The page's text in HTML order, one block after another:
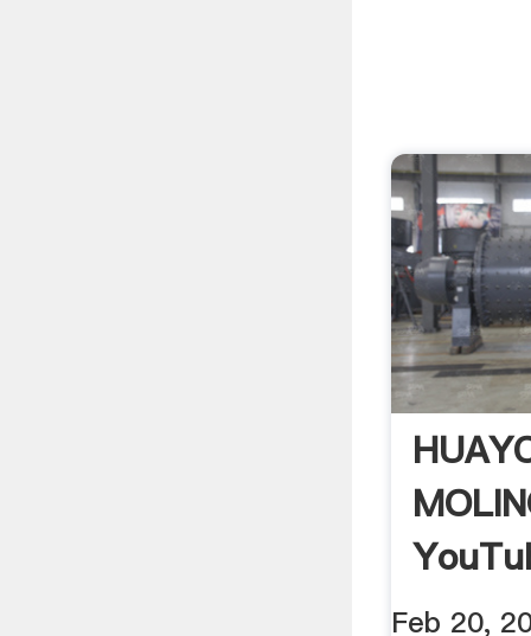
Feb 20,